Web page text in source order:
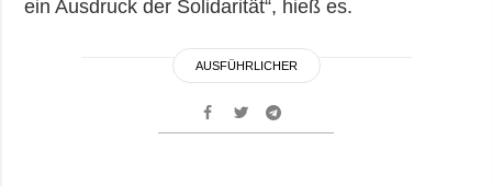
ein Ausdruck der Solidarität“, hieß es.
AUSFÜHRLICHER